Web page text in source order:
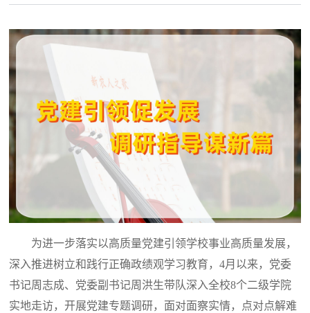
为进一步落实以高质量党建引领学校事业高质量发展，
深入推进树立和践行正确政绩观学习教育，4月以来，党委
书记周志成、党委副书记周洪生带队深入全校8个二级学院
实地走访，开展党建专题调研，面对面察实情，点对点解难